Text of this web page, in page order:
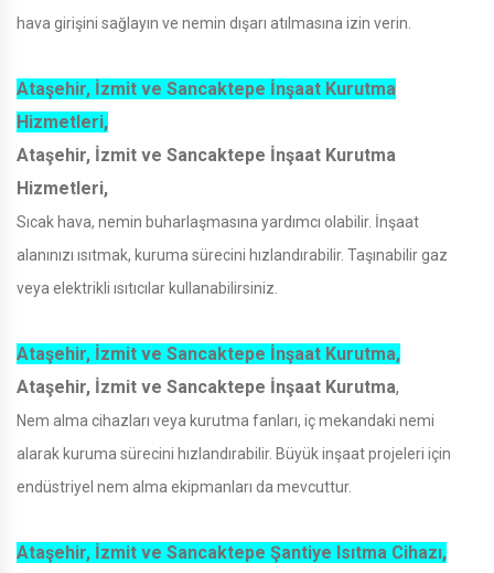
hava girişini sağlayın ve nemin dışarı atılmasına izin verin.
Ataşehir, İzmit ve Sancaktepe İnşaat Kurutma
Hizmetleri,
Ataşehir, İzmit ve Sancaktepe İnşaat Kurutma
Hizmetleri,
Sıcak hava, nemin buharlaşmasına yardımcı olabilir. İnşaat
alanınızı ısıtmak, kuruma sürecini hızlandırabilir. Taşınabilir gaz
veya elektrikli ısıtıcılar kullanabilirsiniz.
Ataşehir, İzmit ve Sancaktepe İnşaat Kurutma,
Ataşehir, İzmit ve Sancaktepe İnşaat Kurutma,
Nem alma cihazları veya kurutma fanları, iç mekandaki nemi
alarak kuruma sürecini hızlandırabilir. Büyük inşaat projeleri için
endüstriyel nem alma ekipmanları da mevcuttur.
Ataşehir, İzmit ve Sancaktepe Şantiye Isıtma Cihazı,